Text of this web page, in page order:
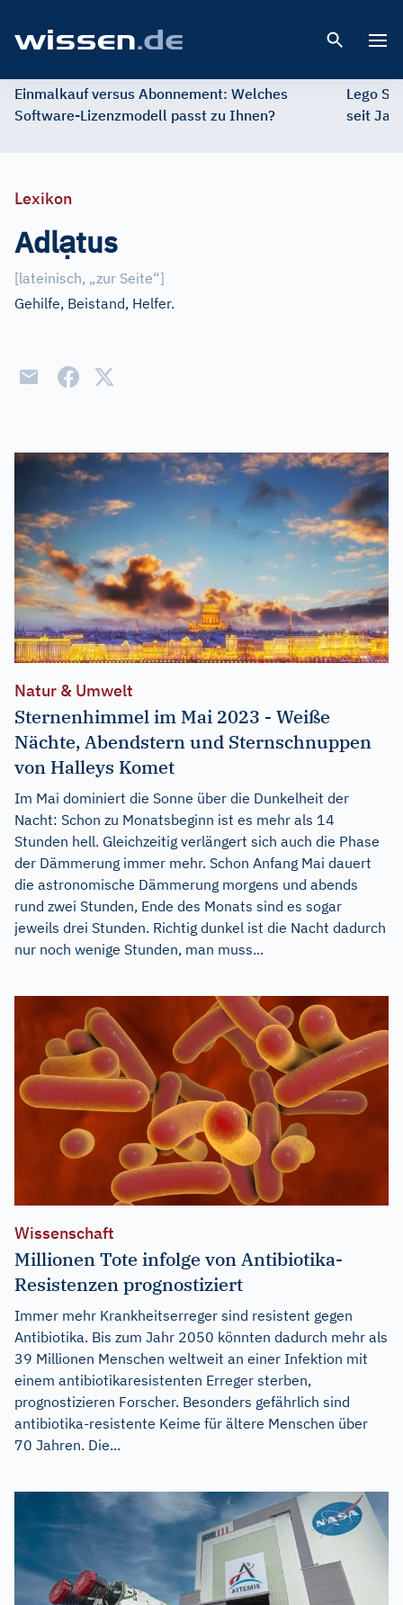
Einmalkauf versus Abonnement: Welches
Software-Lizenzmodell passt zu Ihnen?
Lego
seit
Lexikon
Adlạtus
[lateinisch, „zur Seite“]
Gehilfe, Beistand, Helfer.
Natur & Umwelt
Sternenhimmel im Mai 2023 - Weiße
Nächte, Abendstern und Sternschnuppen
von Halleys Komet
Im Mai dominiert die Sonne über die Dunkelheit der
Nacht: Schon zu Monatsbeginn ist es mehr als 14
Stunden hell. Gleichzeitig verlängert sich auch die Phase
der Dämmerung immer mehr. Schon Anfang Mai dauert
die astronomische Dämmerung morgens und abends
rund zwei Stunden, Ende des Monats sind es sogar
jeweils drei Stunden. Richtig dunkel ist die Nacht dadurch
nur noch wenige Stunden, man muss...
Wissenschaft
Millionen Tote infolge von Antibiotika-
Resistenzen prognostiziert
Immer mehr Krankheitserreger sind resistent gegen
Antibiotika. Bis zum Jahr 2050 könnten dadurch mehr als
39 Millionen Menschen weltweit an einer Infektion mit
einem antibiotikaresistenten Erreger sterben,
prognostizieren Forscher. Besonders gefährlich sind
antibiotika-resistente Keime für ältere Menschen über
70 Jahren. Die...